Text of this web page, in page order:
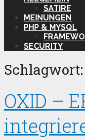
SATIRE
MEINUNGEN
PHP & MYSQL
SECURITY
Schlagwort:
OXID –